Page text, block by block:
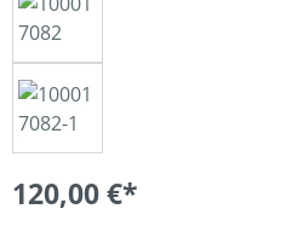
120,00 €*